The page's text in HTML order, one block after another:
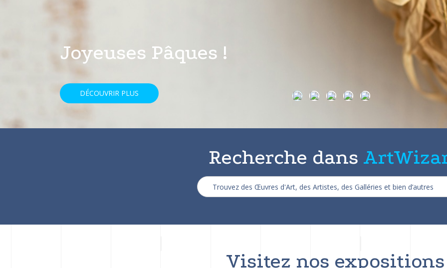
Des milliers de possibilités, obtenez les
avec une réduction de 25%
DÉCOUVRIR PLUS
Recherche dans
Visitez nos expositions